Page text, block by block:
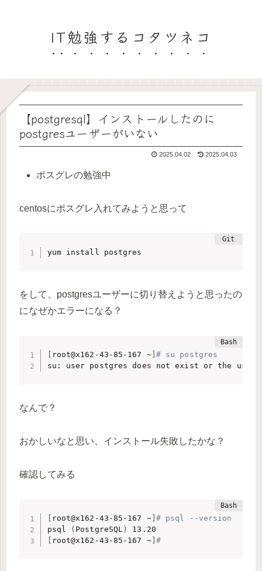
IT勉強するコタツネコ
【postgresql】インストールしたのに
postgresユーザーがいない
2025.04.02 2025.04.03
ポスグレの勉強中
centosにポスグレ入れてみようと思って
yum install postgres
をして、postgresユーザーに切り替えようと思ったの
になぜかエラーになる？
root@x162-43-85-167 ~] # su postgres
su: user postgres does not exist or the
なんで？
おかしいなと思い、インストール失敗したかな？
確認してみる
root@x162-43-85-167 ~] # psql --version
psql
( PostgreSQL )
root@x162-43-85-167 ~] #